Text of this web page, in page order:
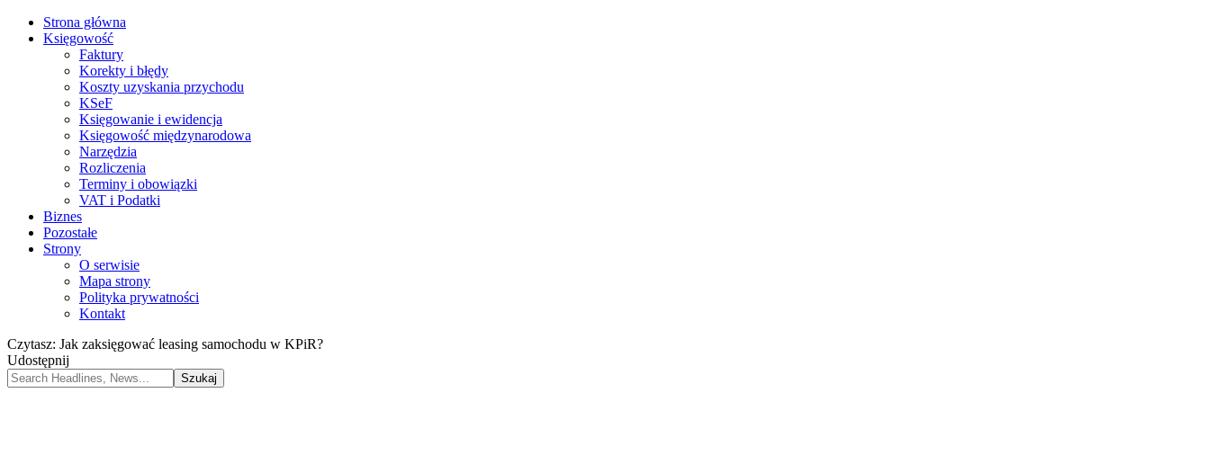
Strona główna
Księgowość
Faktury
Korekty i błędy
Koszty uzyskania przychodu
KSeF
Księgowanie i ewidencja
Księgowość międzynarodowa
Narzędzia
Rozliczenia
Terminy i obowiązki
VAT i Podatki
Biznes
Pozostałe
Strony
O serwisie
Mapa strony
Polityka prywatności
Kontakt
Czytasz: Jak zaksięgować leasing samochodu w KPiR?
Udostępnij